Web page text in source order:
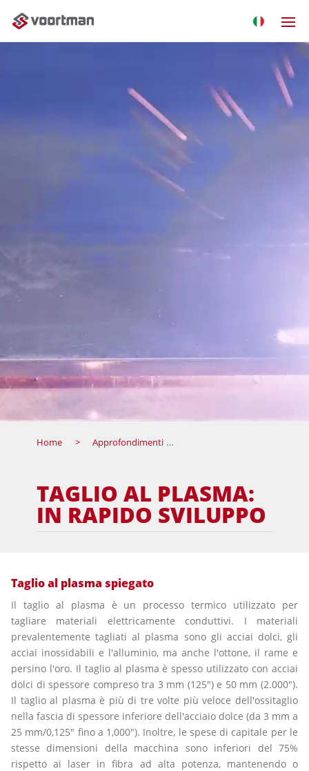
Home Approfondimenti
TAGLIO AL PLASMA:
IN RAPIDO SVILUPPO
Taglio al plasma spiegato
Il taglio al plasma è un processo termico utilizzato per
tagliare materiali elettricamente conduttivi. I materiali
prevalentemente tagliati al plasma sono gli acciai dolci, gli
acciai inossidabili e l'alluminio, ma anche l'ottone, il rame e
persino l'oro. Il taglio al plasma è spesso utilizzato con acciai
dolci di spessore compreso tra 3 mm (125") e 50 mm (2.000").
Il taglio al plasma è più di tre volte più veloce dell'ossitaglio
nella fascia di spessore inferiore dell'acciaio dolce (da 3 mm a
25 mm/0,125" fino a 1,000"). Inoltre, le spese di capitale per le
stesse dimensioni della macchina sono inferiori del 75%
rispetto ai laser in fibra ad alta potenza, mantenendo o